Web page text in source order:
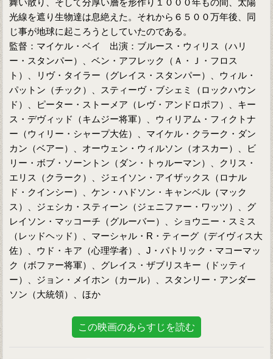
舞い散り、そして分厚い層を形作り１０００年もの間、太陽
光線を遮り生物達は息絶えた。それから６５００万年後、同
じ事が地球に起ころうとしていたのである。
監督：マイケル・ベイ 出演：ブルース・ウィリス（ハリ
ー・スタンパー）、ベン・アフレック（Ａ・Ｊ・フロス
ト）、リヴ・タイラー（グレイス・スタンパー）、ウィル・
パットン（チック）、スティーヴ・ブシェミ（ロックハウン
ド）、ピーター・ストーメア（レヴ・アンドロポフ）、キー
ス・デヴィッド（キムジー将軍）、ウィリアム・フィクトナ
ー（ウィリー・シャープ大佐）、マイケル・クラーク・ダン
カン（ベアー）、オーウェン・ウィルソン（オスカー）、ビ
リー・ボブ・ソーントン（ダン・トゥルーマン）、クリス・
エリス（クラーク）、ジェイソン・アイザックス（ロナル
ド・クインシー）、ケン・ハドソン・キャンベル（マック
ス）、ジェシカ・スティーン（ジェニファー・ワッツ）、グ
レイソン・マッコーチ（グルーバー）、ショウニー・スミス
（レッドヘッド）、マーシャル・R・ティーグ（デイヴィス大
佐）、ウド・キア（心理学者）、J・パトリック・マコーマッ
ク（ボファー将軍）、グレイス・ザブリスキー（ドッティ
ー）、ジョン・メイホン（カール）、スタンリー・アンダー
ソン（大統領）、ほか
この映画のあらすじを読む